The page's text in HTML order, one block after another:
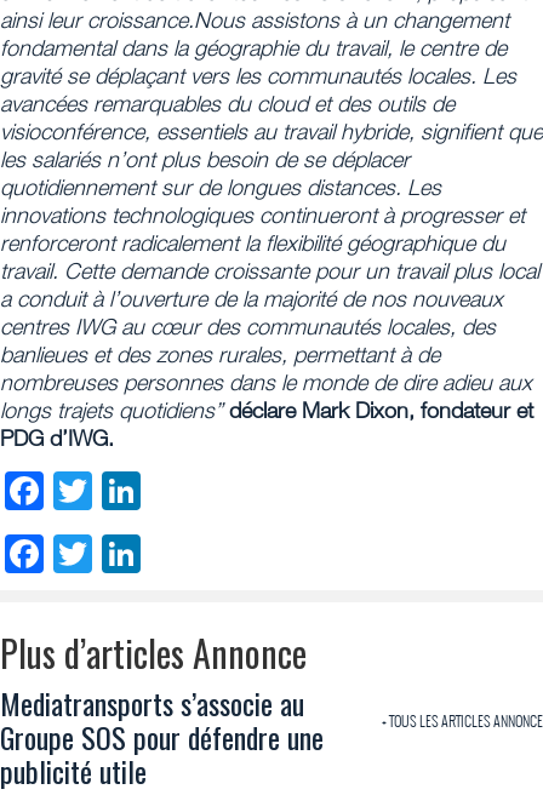
ainsi leur croissance.Nous assistons à un changement
fondamental dans la géographie du travail, le centre de
gravité se déplaçant vers les communautés locales. Les
avancées remarquables du cloud et des outils de
visioconférence, essentiels au travail hybride, signifient que
les salariés n’ont plus besoin de se déplacer
quotidiennement sur de longues distances. Les
innovations technologiques continueront à progresser et
renforceront radicalement la flexibilité géographique du
travail. Cette demande croissante pour un travail plus local
a conduit à l’ouverture de la majorité de nos nouveaux
centres IWG au cœur des communautés locales, des
banlieues et des zones rurales, permettant à de
nombreuses personnes dans le monde de dire adieu aux
longs trajets quotidiens”déclare Mark Dixon, fondateur et
PDG d’IWG.
Facebook
Twitter
Facebook
Twitter
Plus d’articles Annonce
+ TOUS LES ARTICLES ANNONCE
Mediatransports s’associe au
Groupe SOS pour défendre une
publicité utile